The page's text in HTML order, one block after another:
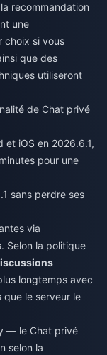
recommandation
une
choix si vous
que des
utiliseront
de Chat privé
et iOS en 2026.6.1,
pour une
sans perdre ses
via
Selon la politique
longtemps avec
que le serveur le
— le Chat privé
selon la